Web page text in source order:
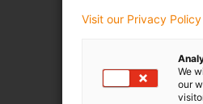
Visit our Privacy
We
our